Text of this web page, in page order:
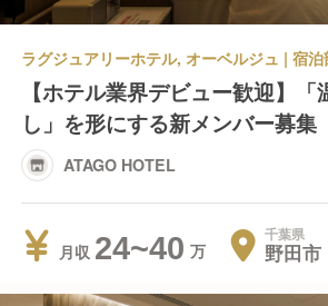
【ホテル業界デビュー歓迎】
し」を形にする新メンバー募集
ATAGO HOTEL
月収 24~40 千葉県
野田市